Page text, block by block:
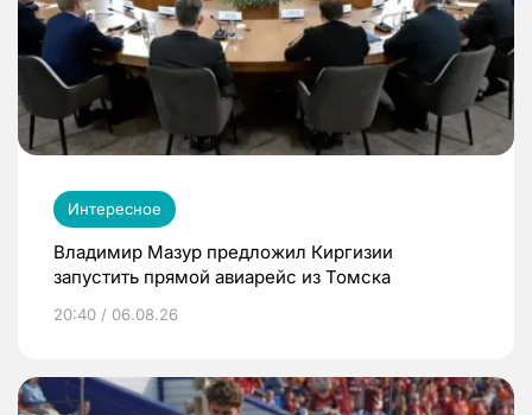
Интересное
Владимир Мазур предложил Киргизии
запустить прямой авиарейс из Томска
20:40 / 06.08.26